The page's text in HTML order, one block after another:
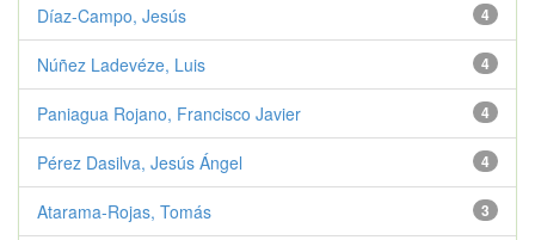
4
Díaz-Campo, Jesús
4
Núñez Ladevéze, Luis
4
Paniagua Rojano, Francisco Javier
4
Pérez Dasilva, Jesús Ángel
3
Atarama-Rojas, Tomás